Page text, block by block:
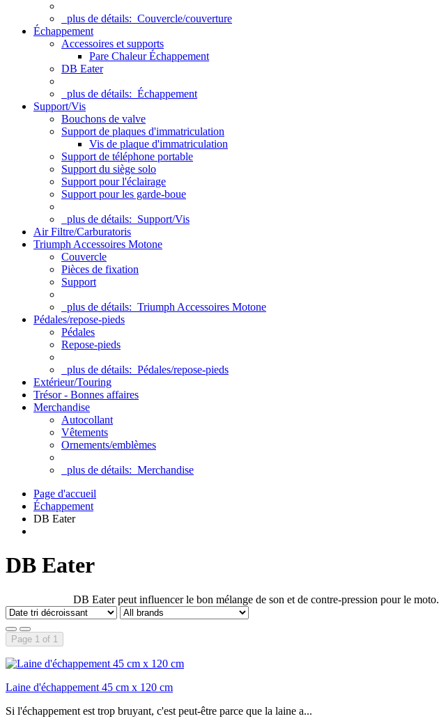
plus de détails: Couvercle/couverture
Échappement
Accessoires et supports
Pare Chaleur Échappement
DB Eater
plus de détails: Échappement
Support/Vis
Bouchons de valve
Support de plaques d'immatriculation
Vis de plaque d'immatriculation
Support de téléphone portable
Support du siège solo
Support pour l'éclairage
Support pour les garde-boue
plus de détails: Support/Vis
Air Filtre/Carburatoris
Triumph Accessoires Motone
Couvercle
Pièces de fixation
Support
plus de détails: Triumph Accessoires Motone
Pédales/repose-pieds
Pédales
Repose-pieds
plus de détails: Pédales/repose-pieds
Extérieur/Touring
Trésor - Bonnes affaires
Merchandise
Autocollant
Vêtements
Ornements/emblèmes
plus de détails: Merchandise
Page d'accueil
Échappement
DB Eater
DB Eater
DB Eater peut influencer le bon mélange de son et de contre-pression pour le moto.
Page 1 of 1
Laine d'échappement 45 cm x 120 cm
Si l'échappement est trop bruyant, c'est peut-être parce que la laine a...